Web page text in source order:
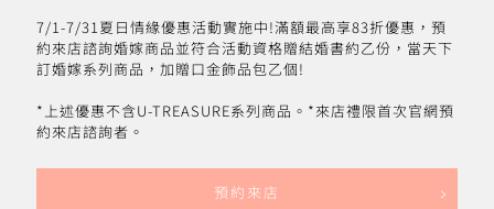
7/1-7/31夏日情緣優惠活動實施中!滿額最高享83折優惠，預
約來店諮詢婚嫁商品並符合活動資格贈結婚書約乙份，當天下
訂婚嫁系列商品，加贈口金飾品包乙個!
*上述優惠不含U-TREASURE系列商品。*來店禮限首次官網預
約來店諮詢者。
預約來店